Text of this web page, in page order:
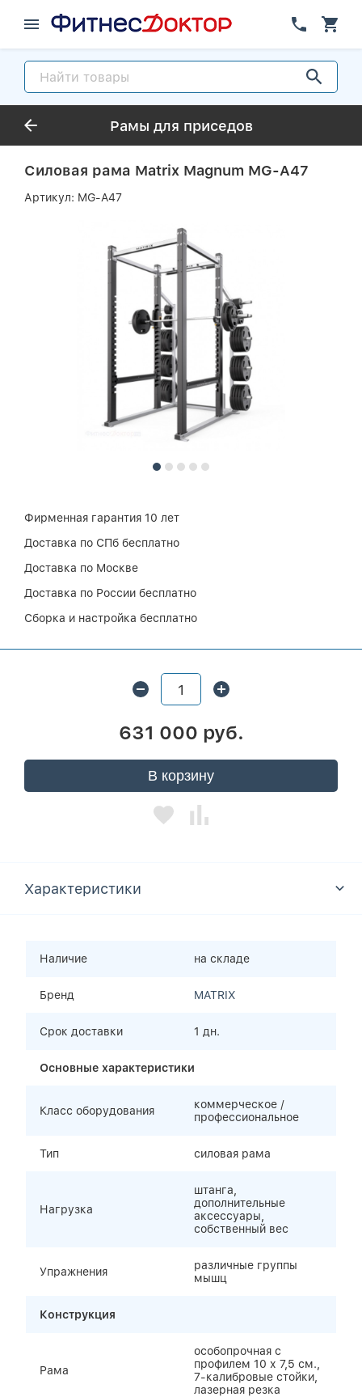
Рамы для приседов
Силовая рама Matrix Magnum MG-A47
Артикул: MG-A47
Фирменная гарантия 10 лет
Доставка по СПб бесплатно
Доставка по Москве
Доставка по России бесплатно
Сборка и настройка бесплатно
631 000 руб.
В корзину
Характеристики
Наличие на складе
Бренд MATRIX
Срок доставки 1 дн.
Основные характеристики
Класс оборудования
коммерческое /
профессиональное
Тип силовая рама
Нагрузка
штанга,
дополнительные
аксессуары,
собственный вес
Упражнения
различные группы
мышц
Конструкция
Рама
особопрочная с
профилем 10 х 7,5 см.,
7-калибровые стойки,
лазерная резка